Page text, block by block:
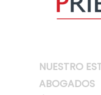
NUESTRO
ABOGADOS